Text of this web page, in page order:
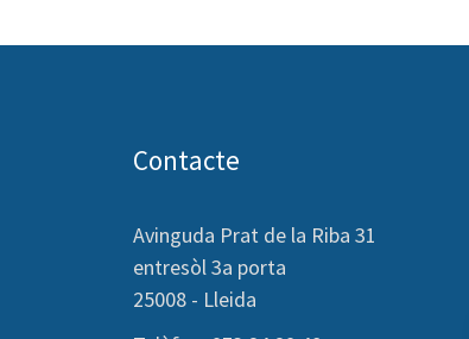
Contacte
Avinguda Prat de la Riba 31
entresòl 3a porta
25008 - Lleida